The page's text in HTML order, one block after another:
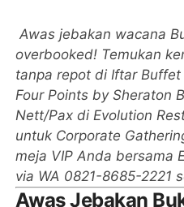
Awas jebakan wacana
overbooked! Temukan
tanpa repot di Iftar
Four Points by Sheraton
Nett/Pax di Evolution
untuk Corporate
meja VIP Anda bersama
via WA 0821-8685-2221
Awas Jebakan